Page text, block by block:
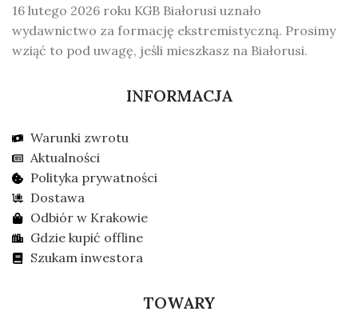
16 lutego 2026 roku KGB Białorusi uznało
wydawnictwo za formację ekstremistyczną. Prosimy
wziąć to pod uwagę, jeśli mieszkasz na Białorusi.
INFORMACJA
Warunki zwrotu
Aktualności
Polityka prywatności
Dostawa
Odbiór w Krakowie
Gdzie kupić offline
Szukam inwestora
TOWARY